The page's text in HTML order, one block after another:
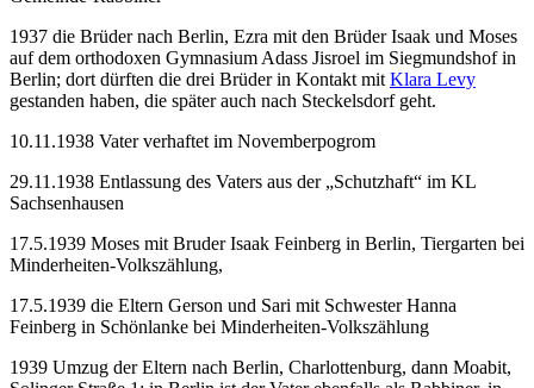
1937 die Brüder nach Berlin, Ezra mit den Brüder Isaak und Moses
auf dem orthodoxen Gymnasium Adass Jisroel im Siegmundshof in
Berlin; dort dürften die drei Brüder in Kontakt mit Klara Levy
gestanden haben, die später auch nach Steckelsdorf geht.
10.11.1938 Vater verhaftet im Novemberpogrom
29.11.1938 Entlassung des Vaters aus der „Schutzhaft“ im KL
Sachsenhausen
17.5.1939 Moses mit Bruder Isaak Feinberg in Berlin, Tiergarten bei
Minderheiten-Volkszählung,
17.5.1939 die Eltern Gerson und Sari mit Schwester Hanna
Feinberg in Schönlanke bei Minderheiten-Volkszählung
1939 Umzug der Eltern nach Berlin, Charlottenburg, dann Moabit,